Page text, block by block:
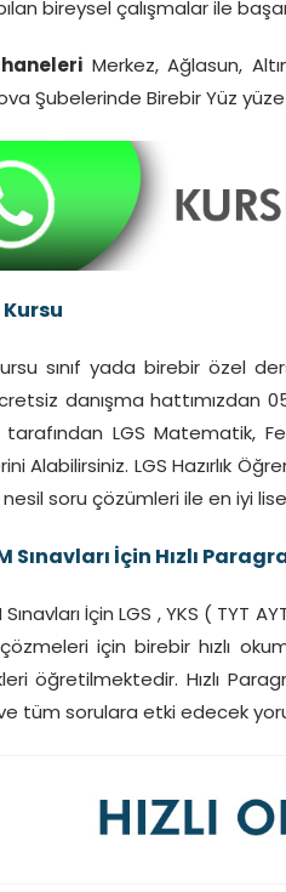
bireysel çalışmalar ile
Merkez, Ağlasun,
Şubelerinde Birebir Yüz
Kursu
Kursu sınıf yada birebir özel
danışma hattımızdan
LGS Matematik,
Alabilirsiniz. LGS Hazırlık
soru çözümleri ile en iyi
Sınavları İçin Hızlı
İçin LGS , YKS ( TYT
için birebir hızlı
öğretilmektedir. Hızlı
ve tüm sorulara etki edecek